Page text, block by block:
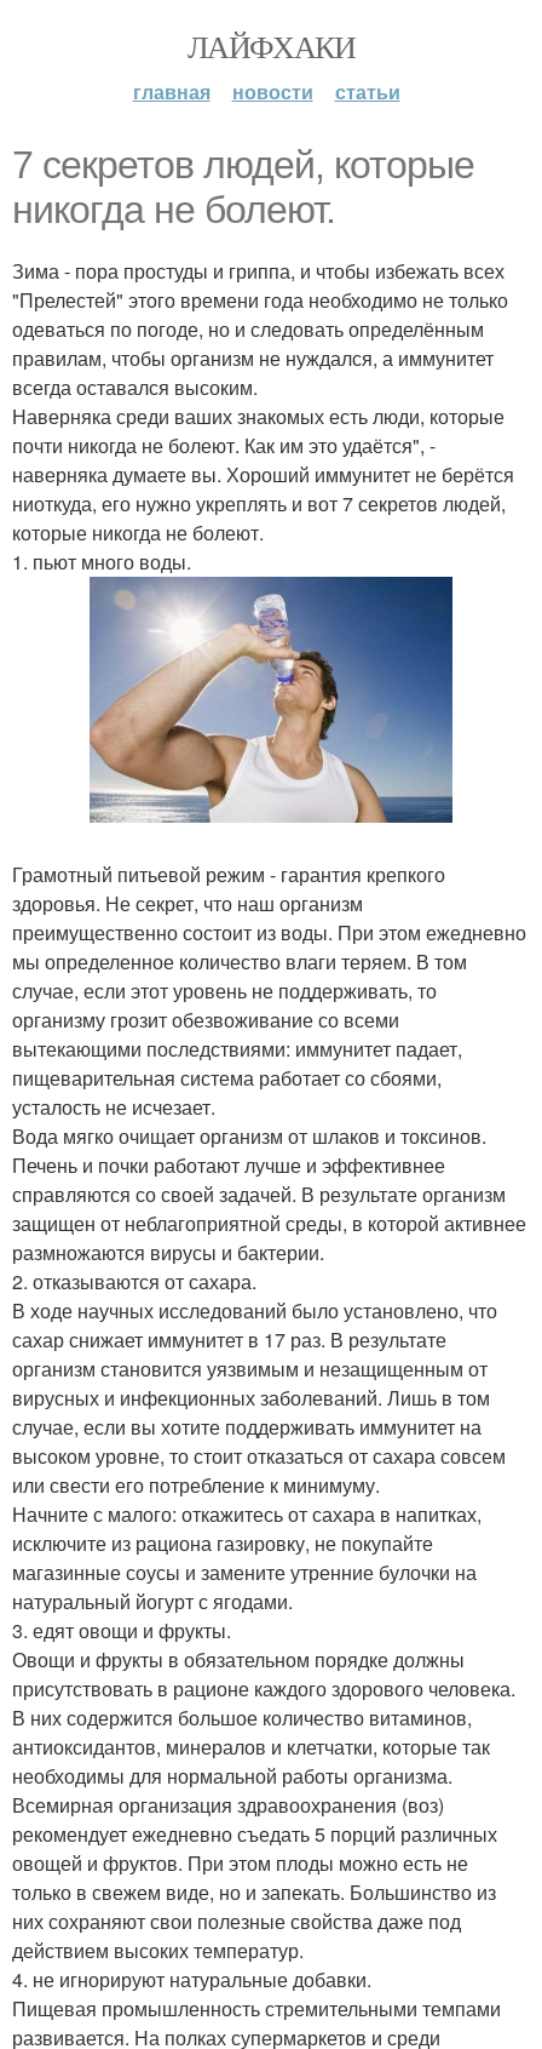
ЛАЙФХАКИ
главная новости статьи
7 секретов людей, которые
никогда не болеют.
Зима - пора простуды и гриппа, и чтобы избежать всех
"Прелестей" этого времени года необходимо не только
одеваться по погоде, но и следовать определённым
правилам, чтобы организм не нуждался, а иммунитет
всегда оставался высоким.
Наверняка среди ваших знакомых есть люди, которые
почти никогда не болеют. Как им это удаётся", -
наверняка думаете вы. Хороший иммунитет не берётся
ниоткуда, его нужно укреплять и вот 7 секретов людей,
которые никогда не болеют.
1. пьют много воды.
Грамотный питьевой режим - гарантия крепкого
здоровья. Не секрет, что наш организм
преимущественно состоит из воды. При этом ежедневно
мы определенное количество влаги теряем. В том
случае, если этот уровень не поддерживать, то
организму грозит обезвоживание со всеми
вытекающими последствиями: иммунитет падает,
пищеварительная система работает со сбоями,
усталость не исчезает.
Вода мягко очищает организм от шлаков и токсинов.
Печень и почки работают лучше и эффективнее
справляются со своей задачей. В результате организм
защищен от неблагоприятной среды, в которой активнее
размножаются вирусы и бактерии.
2. отказываются от сахара.
В ходе научных исследований было установлено, что
сахар снижает иммунитет в 17 раз. В результате
организм становится уязвимым и незащищенным от
вирусных и инфекционных заболеваний. Лишь в том
случае, если вы хотите поддерживать иммунитет на
высоком уровне, то стоит отказаться от сахара совсем
или свести его потребление к минимуму.
Начните с малого: откажитесь от сахара в напитках,
исключите из рациона газировку, не покупайте
магазинные соусы и замените утренние булочки на
натуральный йогурт с ягодами.
3. едят овощи и фрукты.
Овощи и фрукты в обязательном порядке должны
присутствовать в рационе каждого здорового человека.
В них содержится большое количество витаминов,
антиоксидантов, минералов и клетчатки, которые так
необходимы для нормальной работы организма.
Всемирная организация здравоохранения (воз)
рекомендует ежедневно съедать 5 порций различных
овощей и фруктов. При этом плоды можно есть не
только в свежем виде, но и запекать. Большинство из
них сохраняют свои полезные свойства даже под
действием высоких температур.
4. не игнорируют натуральные добавки.
Пищевая промышленность стремительными темпами
развивается. На полках супермаркетов и среди